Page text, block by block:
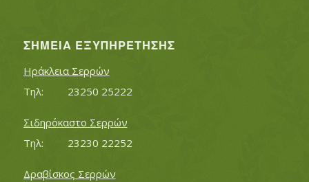
ΣΗΜΕΊΑ ΕΞΥΠΗΡΈΤΗΣΗΣ
Ηράκλεια Σερρών
Τηλ:		23250 25222
Σιδηρόκαστο Σερρών
Τηλ:		23230 22252
Δραβίσκος Σερρών